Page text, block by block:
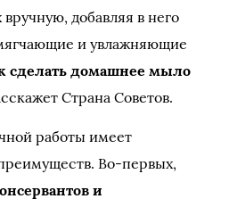
добавляя в него
и увлажняющие
сделать домашнее мыло
Страна Советов.
работы имеет
Во-первых,
и